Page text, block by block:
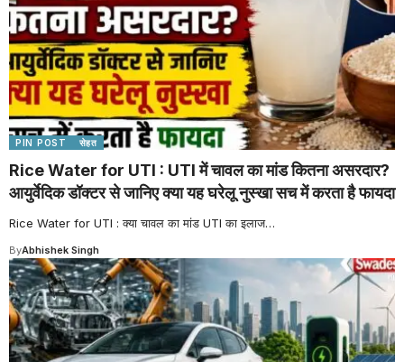
PIN POST सेहत
Rice Water for UTI : UTI में चावल का मांड कितना असरदार?
आयुर्वेदिक डॉक्टर से जानिए क्या यह घरेलू नुस्खा सच में करता है फायदा
Rice Water for UTI : क्या चावल का मांड UTI का इलाज…
ByAbhishek Singh